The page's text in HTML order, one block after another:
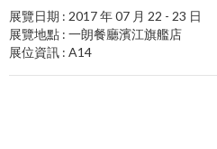
展覽日期 : 2017 年 07 月 22 - 23 日
展覽地點 : 一朗餐廳濱江旗艦店
展位資訊 : A14